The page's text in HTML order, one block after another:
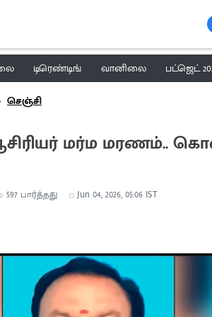
டிரெண்டிங் வானிலை பட்ஜெட்
செஞ்சி
ஆசிரியர் மர்ம மரணம்..
597 பார்த்தது Jun 04, 2026, 05:06 IST